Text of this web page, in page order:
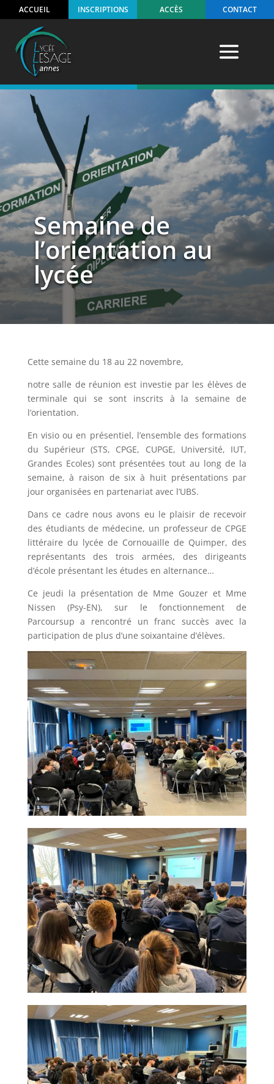
ACCUEIL INSCRIPTIONS ACCÈS CONTACT
Semaine de
l’orientation au
lycée
Cette semaine du 18 au 22 novembre,
notre salle de réunion est investie par les élèves de
terminale qui se sont inscrits à la semaine de
l’orientation.
En visio ou en présentiel, l’ensemble des formations
du Supérieur (STS, CPGE, CUPGE, Université, IUT,
Grandes Ecoles) sont présentées tout au long de la
semaine, à raison de six à huit présentations par
jour organisées en partenariat avec l’UBS.
Dans ce cadre nous avons eu le plaisir de recevoir
des étudiants de médecine, un professeur de CPGE
littéraire du lycée de Cornouaille de Quimper, des
représentants des trois armées, des dirigeants
d’école présentant les études en alternance…
Ce jeudi la présentation de Mme Gouzer et Mme
Nissen (Psy-EN), sur le fonctionnement de
Parcoursup a rencontré un franc succès avec la
participation de plus d’une soixantaine d’élèves.